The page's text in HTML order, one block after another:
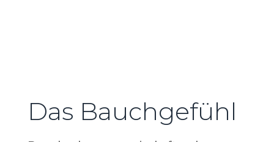
Das Bauchgefühl